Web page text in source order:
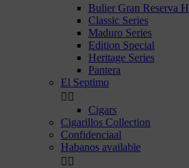
Bulier Gran Reserva H
Classic Series
Maduro Series
Edition Special
Heritage Series
Pantera
El Septimo
 
Cigars
Cigarillos Collection
Confidenciaal
Habanos available
 